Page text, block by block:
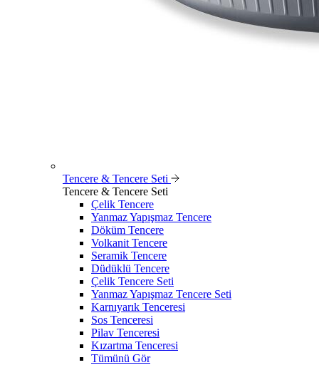
Tencere & Tencere Seti
Tencere & Tencere Seti
Çelik Tencere
Yanmaz Yapışmaz Tencere
Döküm Tencere
Volkanit Tencere
Seramik Tencere
Düdüklü Tencere
Çelik Tencere Seti
Yanmaz Yapışmaz Tencere Seti
Karnıyarık Tenceresi
Sos Tenceresi
Pilav Tenceresi
Kızartma Tenceresi
Tümünü Gör